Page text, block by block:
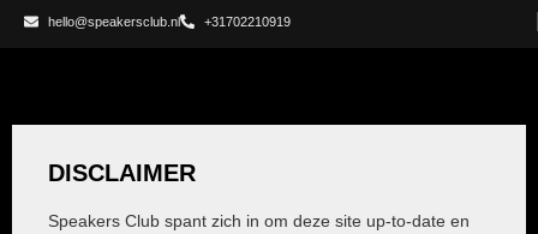
hello@speakersclub.nl +31702210919
DISCLAIMER
Speakers Club spant zich in om deze site up-to-date en